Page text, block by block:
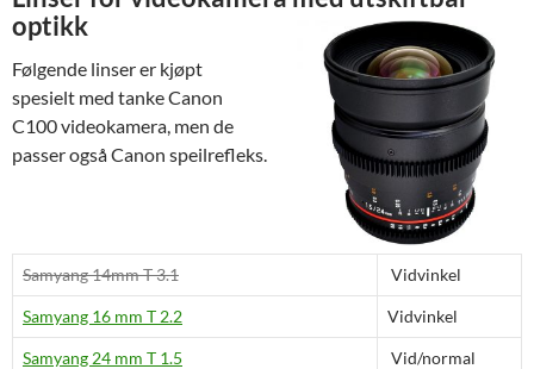
optikk
Følgende linser er kjøpt
spesielt med tanke Canon
C100 videokamera, men de
passer også Canon speilrefleks.
Samyang 14mm T 3.1 Vidvinkel
Samyang 16 mm T 2.2 Vidvinkel
Samyang 24 mm T 1.5 Vid/normal